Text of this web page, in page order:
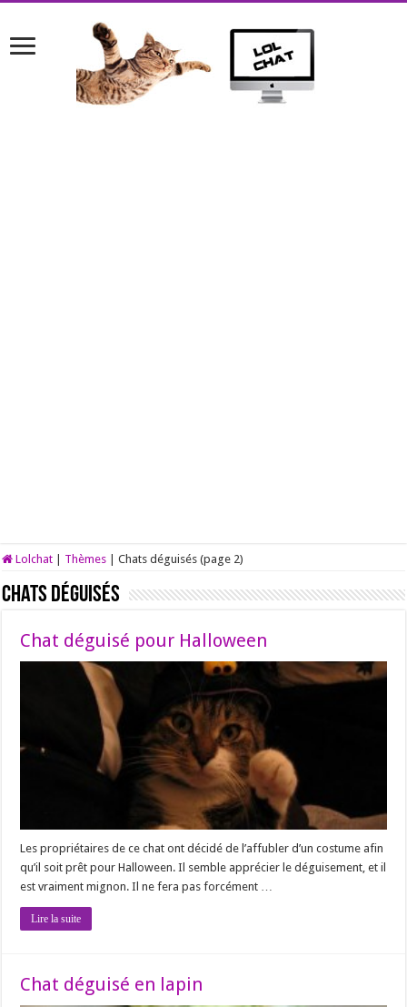
Lolchat Thèmes Chats déguisés (page 2)
Chats déguisés
Chat déguisé pour Halloween
Les propriétaires de ce chat ont décidé de l’affubler d’un costume afin
qu’il soit prêt pour Halloween. Il semble apprécier le déguisement, et il
est vraiment mignon. Il ne fera pas forcément …
Lire la suite
Chat déguisé en lapin